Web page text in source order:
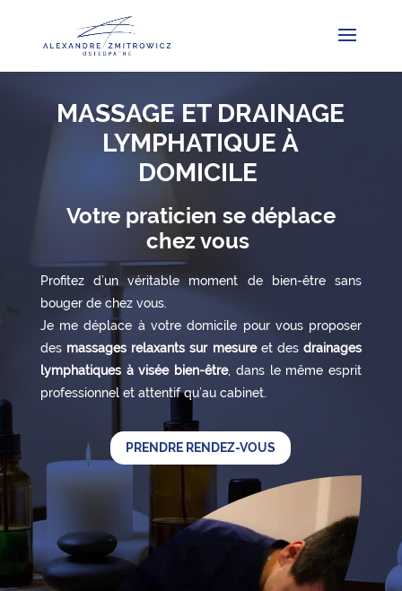
MASSAGE ET DRAINAGE
LYMPHATIQUE À
DOMICILE
Votre praticien se déplace
chez vous
Profitez d’un véritable moment de bien-être sans
bouger de chez vous.
Je me déplace à votre domicile pour vous proposer
des massages relaxants sur mesureet desdrainages
lymphatiques à visée bien-être, dans le même esprit
professionnel et attentif qu’au cabinet.
PRENDRE RENDEZ-VOUS